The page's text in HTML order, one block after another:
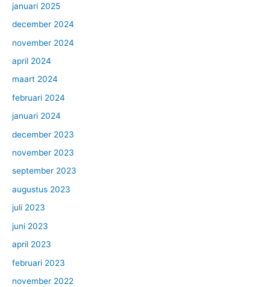
januari 2025
december 2024
november 2024
april 2024
maart 2024
februari 2024
januari 2024
december 2023
november 2023
september 2023
augustus 2023
juli 2023
juni 2023
april 2023
februari 2023
november 2022